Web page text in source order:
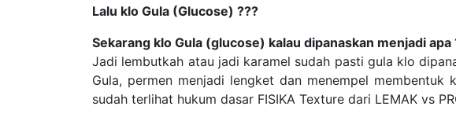
Lalu klo Gula (Glucose) ???
Sekarang klo Gula (glucose) kalau dipanaskan menjadi apa
Jadi lembutkah atau jadi karamel sudah pasti gula klo
Gula, permen menjadi lengket dan menempel
sudah terlihat hukum dasar FISIKA Texture dari LEMAK vs